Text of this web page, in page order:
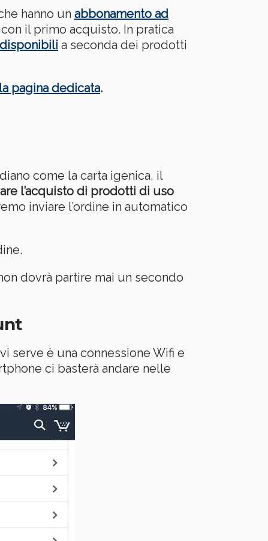
hanno un abbonamento ad
il primo acquisto. In pratica
a seconda dei prodotti
pagina dedicata.
come la carta igenica, il
l’acquisto di prodotti di uso
inviare l’ordine in automatico
dovrà partire mai un secondo
serve è una connessione Wifi e
ci basterà andare nelle